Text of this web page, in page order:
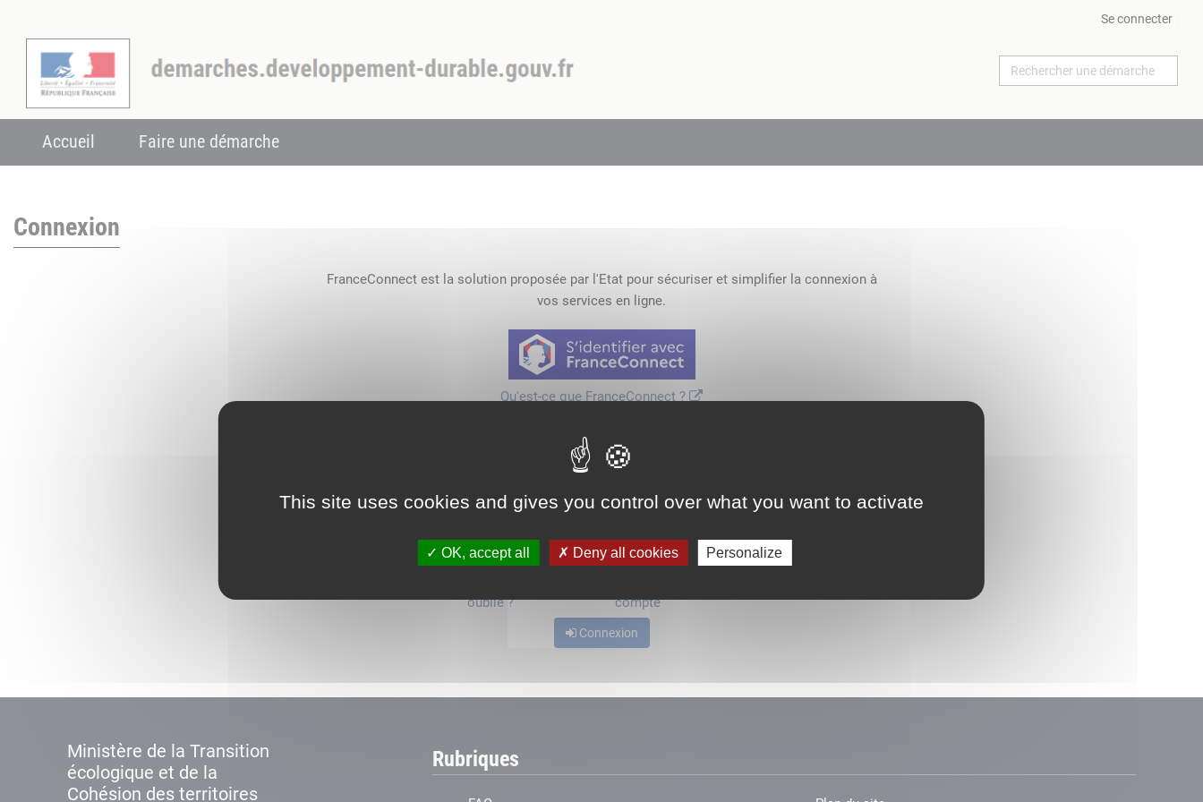
This site uses cookies and gives you control over what you want to activate
OK, accept all Deny all cookies Personalize
Se connecter
Accueil Faire une démarche
Connexion
FranceConnect est la solution proposée par l'Etat pour sécuriser et simplifier la connexion à
vos services en ligne.
Qu'est-ce que FranceConnect ?
oublié ?
compte
Connexion
Ministère de la Transition
écologique et de la
Cohésion des territoires
Rubriques